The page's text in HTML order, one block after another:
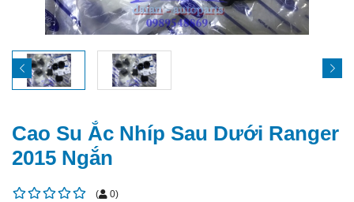
Cao Su Ắc Nhíp Sau Dưới Ranger
2015 Ngắn
( 0)